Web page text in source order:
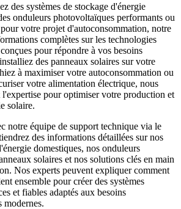
des systèmes de stockage d'énergie
onduleurs photovoltaïques performants ou
votre projet d'autoconsommation, notre
complètes sur les technologies
pour répondre à vos besoins
des panneaux solaires sur votre
à maximiser votre autoconsommation ou
votre alimentation électrique, nous
pour optimiser votre production et
solaire.
notre équipe de support technique via le
des informations détaillées sur nos
domestiques, nos onduleurs
solaires et nos solutions clés en main
Nos experts peuvent expliquer comment
ensemble pour créer des systèmes
et fiables adaptés aux besoins
modernes.